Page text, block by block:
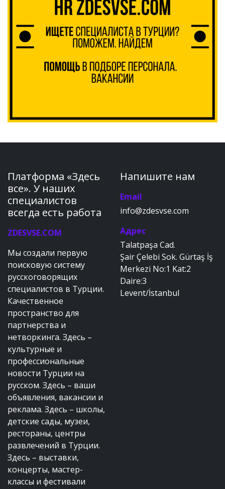
Платформа «Здесь
все». У наших
специалистов
всегда есть работа
ZDESVSE.COM
Мы создали первую
поисковую систему
русскоговорящих
специалистов в Турции.
Качественное
пространство для
партнерства и
нетворкинга. Здесь –
культурные и
профессиональные
новости Турции на
русском. Здесь – ваши
объявления, вакансии и
реклама. Здесь – школы,
детские сады, музеи,
рестораны, центры
развлечений в Турции.
Здесь – выставки,
концерты, мастер-
классы и фестивали
Напишите нам
Email
info@zdesvse.com
Адрес
Talatpaşa Cad.
Şair Çelebi Sok. Gürtaş İş
Merkezi No:1 Kat:2
Daire:3
Levent/İstanbul